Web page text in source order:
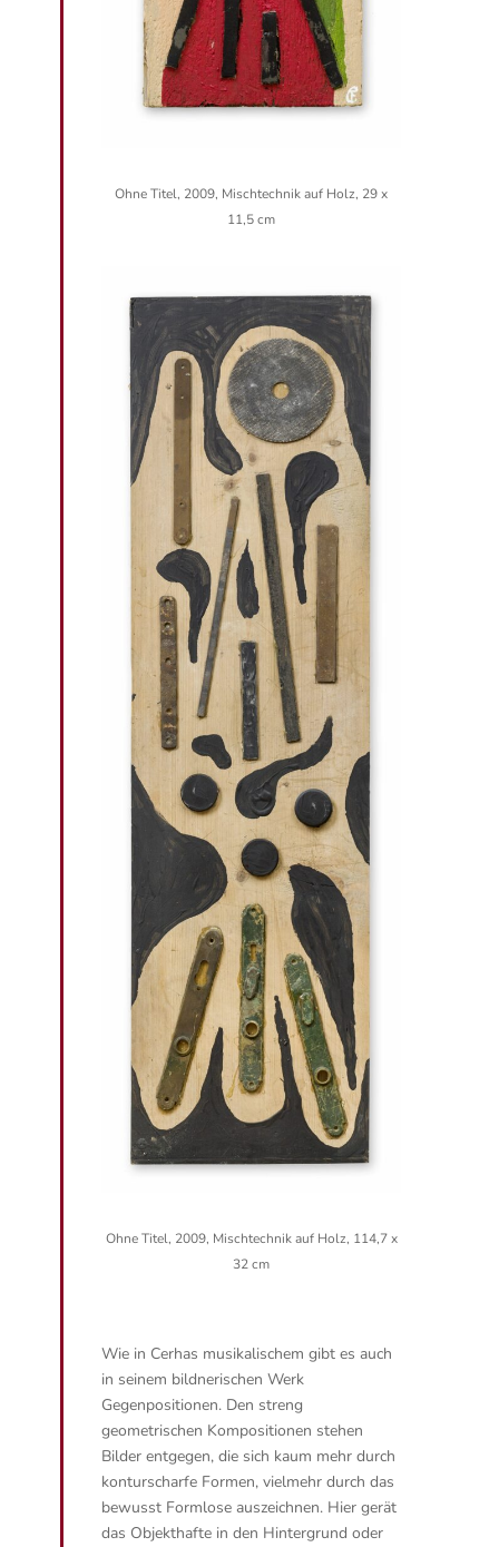
Ohne Titel, 2009, Mischtechnik auf Holz, 29 x
11,5 cm
Ohne Titel, 2009, Mischtechnik auf Holz, 114,7 x
32 cm
Wie in Cerhas musikalischem gibt es auch
in seinem bildnerischen Werk
Gegenpositionen. Den streng
geometrischen Kompositionen stehen
Bilder entgegen, die sich kaum mehr durch
konturscharfe Formen, vielmehr durch das
bewusst Formlose auszeichnen. Hier gerät
das Objekthafte in den Hintergrund oder